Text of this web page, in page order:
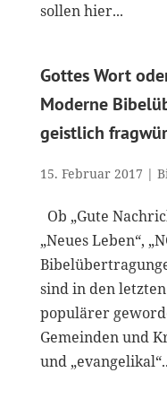
sollen hier...
Gottes Wort
Moderne
geistlich
15. Februar 2017 |
Ob „Gute
„Neues Leben“,
sind in den
populärer
Gemeinden und
und